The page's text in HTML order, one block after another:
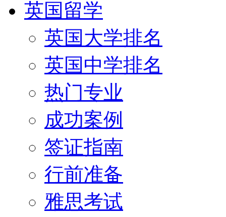
英国留学
英国大学排名
英国中学排名
热门专业
成功案例
签证指南
行前准备
雅思考试